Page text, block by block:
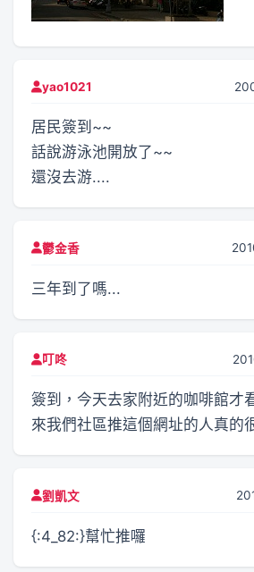
yao1021
居民簽到~~
話說游泳池開放了~~
還沒去游....
鬱金香
三年到了嗎...
叮咚
簽到，今天去家附近的咖啡館才
來我們社區推這個網址的人真的
劉凱文
{:4_82:}幫忙推囉